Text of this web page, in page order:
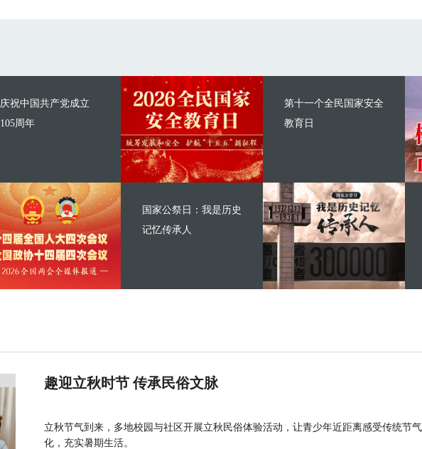
庆祝中国共产党成立
105周年
第十一个全民国家安全
教育日
国家公祭日：我是历史
记忆传承人
趣迎立秋时节 传承民俗文脉
立秋节气到来，多地校园与社区开展立秋民俗体验活动，让青少年近距离感受传统节
化，充实暑期生活。